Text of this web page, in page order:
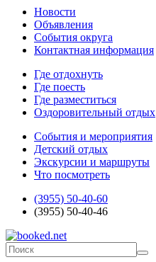
Новости
Объявления
События округа
Контактная информация
Где отдохнуть
Где поесть
Где разместиться
Оздоровительный отдых
События и мероприятия
Детский отдых
Экскурсии и маршруты
Что посмотреть
(3955) 50-40-60
(3955) 50-40-46